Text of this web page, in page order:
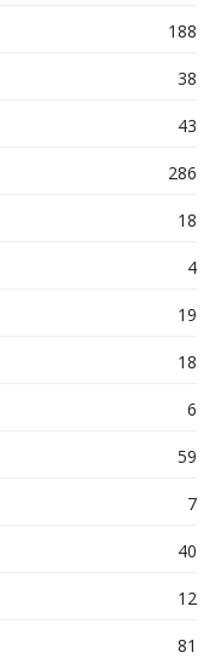
188
38
43
286
18
4
19
18
6
59
7
40
12
81